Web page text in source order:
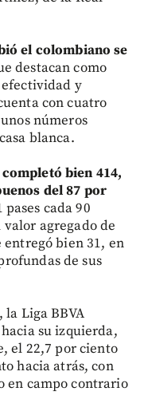
el colombiano se
destacan como
y
con cuatro
números
blanca.
completó bien 414,
del 87 por
cada 90
agregado de
entregó bien 31, en
de sus
la Liga BBVA
su izquierda,
el 22,7 por ciento
hacia atrás, con
en campo contrario